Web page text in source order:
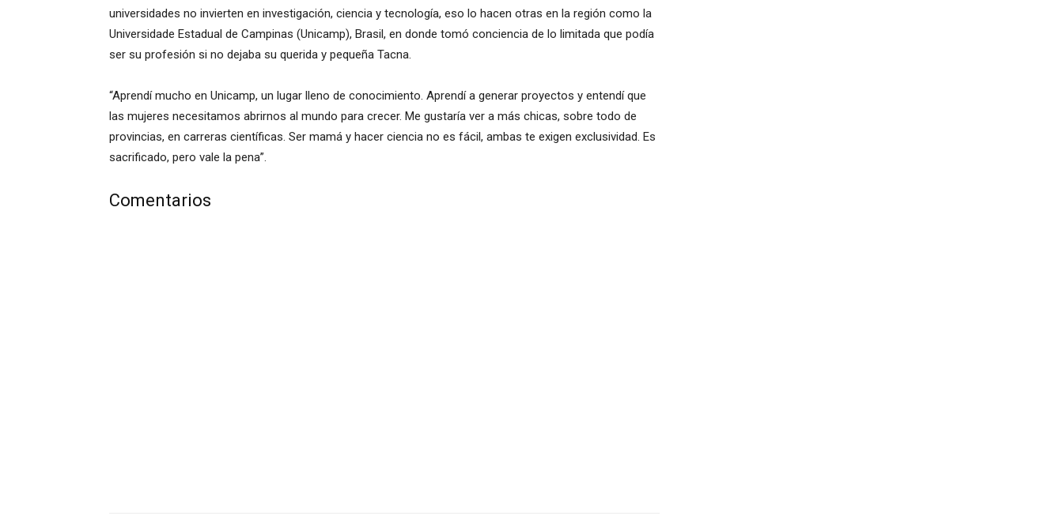
universidades no invierten en investigación, ciencia y tecnología, eso lo hacen otras en la región como la
Universidade Estadual de Campinas (Unicamp), Brasil, en donde tomó conciencia de lo limitada que podía
ser su profesión si no dejaba su querida y pequeña Tacna.
“Aprendí mucho en Unicamp, un lugar lleno de conocimiento. Aprendí a generar proyectos y entendí que
las mujeres necesitamos abrirnos al mundo para crecer. Me gustaría ver a más chicas, sobre todo de
provincias, en carreras científicas. Ser mamá y hacer ciencia no es fácil, ambas te exigen exclusividad. Es
sacrificado, pero vale la pena”.
Comentarios